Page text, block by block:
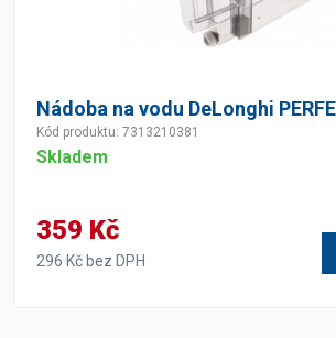
Nádoba na vodu DeLonghi
Kód produktu: 7313210381
Skladem
359 Kč
296 Kč bez DPH